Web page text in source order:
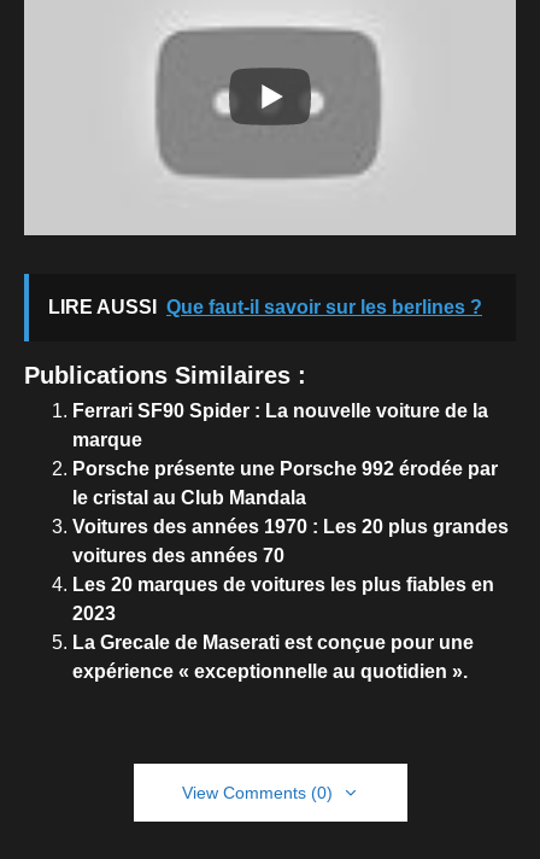
LIRE AUSSI Que faut-il savoir sur les berlines ?
Publications Similaires :
Ferrari SF90 Spider : La nouvelle voiture de la
marque
Porsche présente une Porsche 992 érodée par
le cristal au Club Mandala
Voitures des années 1970 : Les 20 plus grandes
voitures des années 70
Les 20 marques de voitures les plus fiables en
2023
La Grecale de Maserati est conçue pour une
expérience « exceptionnelle au quotidien ».
View Comments (0)